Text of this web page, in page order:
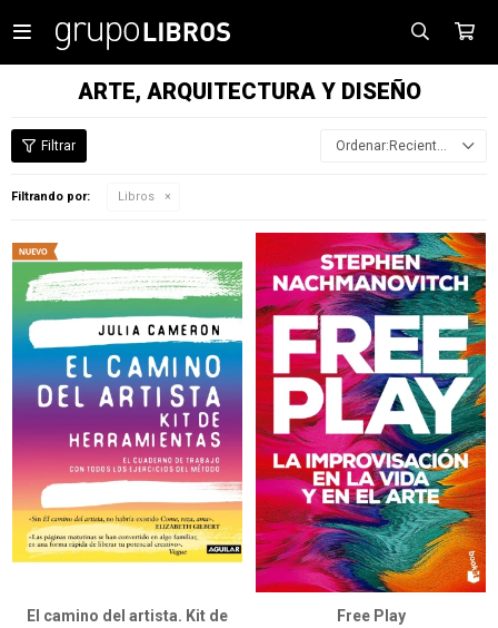

ARTE, ARQUITECTURA Y DISEÑO
Recientes
Filtrando por: Libros
El camino del artista. Kit de
Free Play